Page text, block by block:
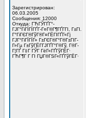
Зарегистрирован:
06.03.2005
Сообщения: 12000
Откуда: ГЋГЎГҐГ°-
ГЈГ°ГіГЇГЇГҐГ­-Г¤Г®Г¶ГҐГ­ГІ, Г±ГІ.
Г°ГіГЄГ®ГўГ®Г¤ГЁГІГҐГ«Гј
ГЈГ°ГіГЇГЇГ» Г±ГЄГ®Г°Г®Г±ГІГ­
Г»Гµ Г±ГўГЁГ­ГЈГҐГ°Г®Гў, Г®Г­
Г¦ГҐ Г‡Г ГЎГ ГёГ«ГҐГўГЁГ·
ГЋГ¶Г Г ГІ ГЏГ®ГЅГ«ГҐГўГЁГ·